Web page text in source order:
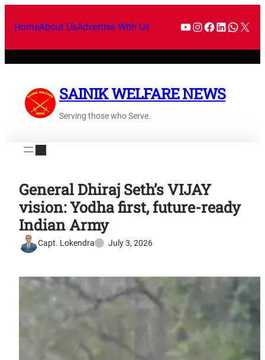
HomeAbout UsAdvertise With Us
SAINIK WELFARE NEWS
Serving those who Serve.
General Dhiraj Seth’s VIJAY
vision: Yodha first, future-ready
Indian Army
Capt. Lokendra July 3, 2026